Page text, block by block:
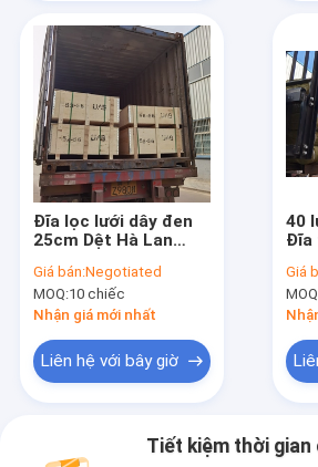
Đĩa lọc lưới dây đen
25cm Dệt Hà Lan
24x110mesh
Giá bán:Negotiated
MOQ:10 chiếc
Nhận giá mới nhất
Liên hệ với bây giờ
40
Đĩa
Giá
Tiết kiệm thời gian